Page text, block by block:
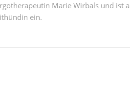
Marie Wirbals und ist
ein.